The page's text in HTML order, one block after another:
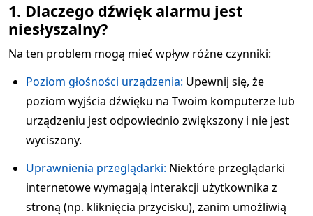
1. Dlaczego dźwięk alarmu jest
niesłyszalny?
Na ten problem mogą mieć wpływ różne czynniki:
Poziom głośności urządzenia: Upewnij się, że
poziom wyjścia dźwięku na Twoim komputerze lub
urządzeniu jest odpowiednio zwiększony i nie jest
wyciszony.
Uprawnienia przeglądarki: Niektóre przeglądarki
internetowe wymagają interakcji użytkownika z
stroną (np. kliknięcia przycisku), zanim umożliwią